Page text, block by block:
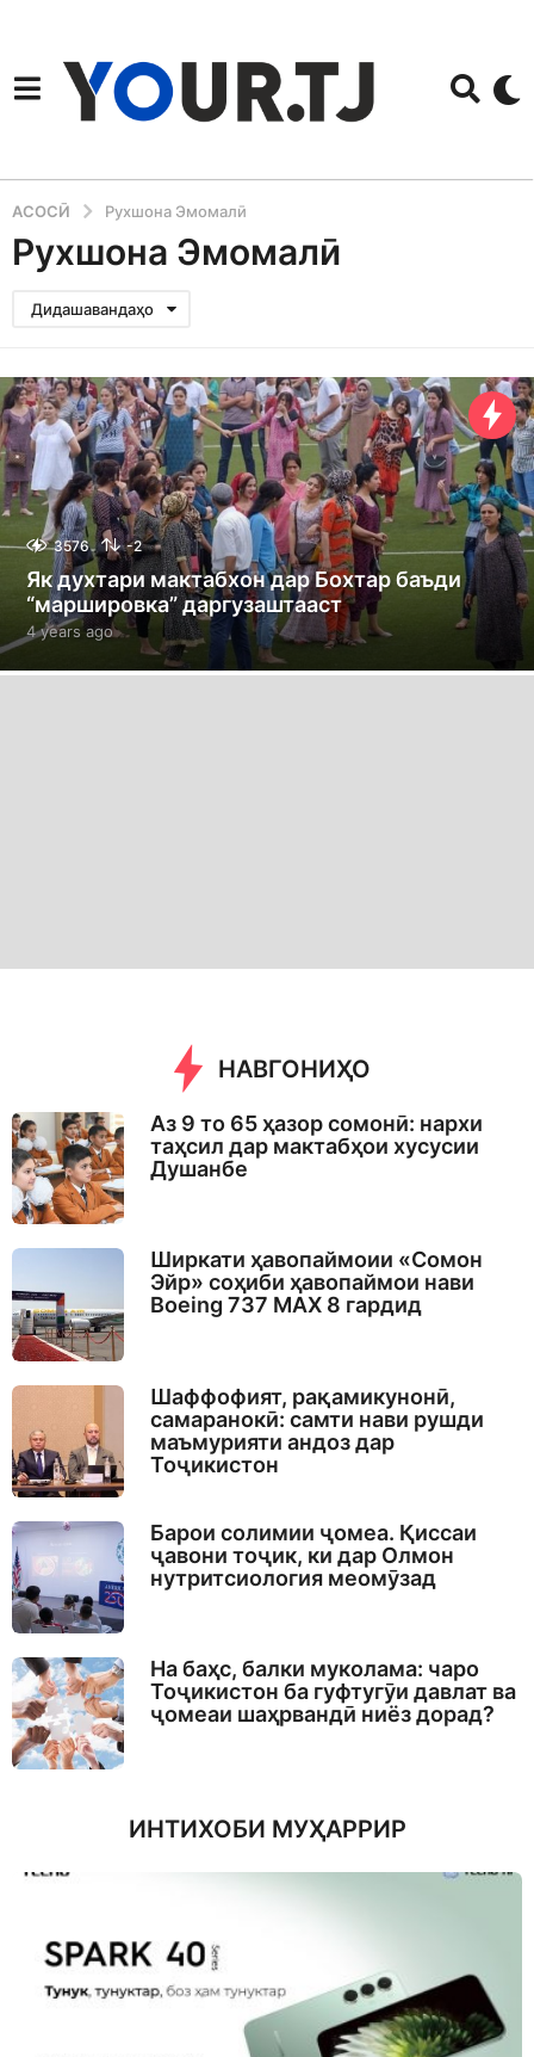
АСОСӢ Рухшона Эмомалӣ
Рухшона Эмомалӣ
Дидашавандаҳо
3576 -2
Як духтари мактабхон дар Бохтар баъди
“маршировка” даргузаштааст
4 years ago4
e
НАВГОНИҲО
Аз 9 то 65 ҳазор сомонӣ: нархи
таҳсил дар мактабҳои хусусии
Душанбе
Ширкати ҳавопаймоии «Сомон
Эйр» соҳиби ҳавопаймои нави
Boeing 737 MAX 8 гардид
Шаффофият, рақамикунонӣ,
самаранокӣ: самти нави рушди
маъмурияти андоз дар
Тоҷикистон
Барои солимии ҷомеа. Қиссаи
ҷавони тоҷик, ки дар Олмон
нутритсиология меомӯзад
На баҳс, балки муколама: чаро
Тоҷикистон ба гуфтугӯи давлат ва
ҷомеаи шаҳрвандӣ ниёз дорад?
ИНТИХОБИ МУҲАРРИР